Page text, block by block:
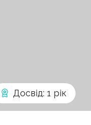
Досвід: 1 рік